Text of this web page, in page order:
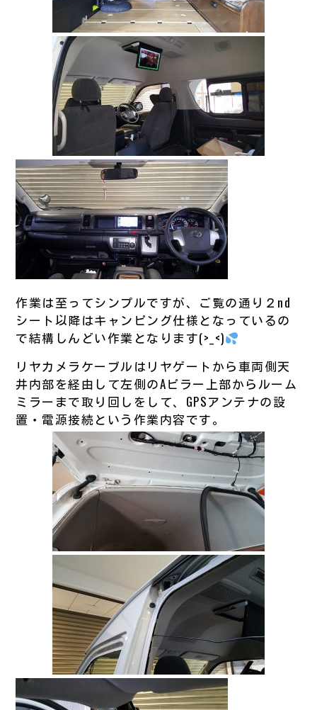
作業は至ってシンプルですが、ご覧の通り２nd
シート以降はキャンピング仕様となっているの
で結構しんどい作業となります(>_<)
リヤカメラケーブルはリヤゲートから車両側天
井内部を経由して左側のAピラー上部からルーム
ミラーまで取り回しをして、GPSアンテナの設
置・電源接続という作業内容です。